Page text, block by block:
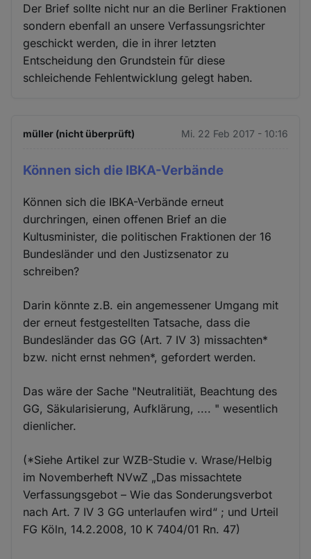
Der Brief sollte nicht nur an die Berliner Fraktionen
sondern ebenfall an unsere Verfassungsrichter
geschickt werden, die in ihrer letzten
Entscheidung den Grundstein fūr diese
schleichende Fehlentwicklung gelegt haben.
müller (nicht überprüft) Mi. 22 Feb 2017 - 10:16
Können sich die IBKA-Verbände
Können sich die IBKA-Verbände erneut
durchringen, einen offenen Brief an die
Kultusminister, die politischen Fraktionen der 16
Bundesländer und den Justizsenator zu
schreiben?
Darin könnte z.B. ein angemessener Umgang mit
der erneut festgestellten Tatsache, dass die
Bundesländer das GG (Art. 7 IV 3) missachten*
bzw. nicht ernst nehmen*, gefordert werden.
Das wäre der Sache "Neutralitiät, Beachtung des
GG, Säkularisierung, Aufklärung, .... " wesentlich
dienlicher.
(*Siehe Artikel zur WZB-Studie v. Wrase/Helbig
im Novemberheft NVwZ „Das missachtete
Verfassungsgebot – Wie das Sonderungsverbot
nach Art. 7 IV 3 GG unterlaufen wird“ ; und Urteil
FG Köln, 14.2.2008, 10 K 7404/01 Rn. 47)